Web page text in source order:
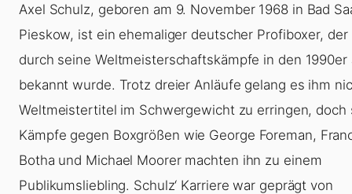
Axel Schulz, geboren am 9. November 1968 in Bad
Pieskow, ist ein ehemaliger deutscher Profiboxer, der
durch seine Weltmeisterschaftskämpfe in den 1990er
bekannt wurde. Trotz dreier Anläufe gelang es ihm
Weltmeistertitel im Schwergewicht zu erringen, doch
Kämpfe gegen Boxgrößen wie George Foreman,
Botha und Michael Moorer machten ihn zu einem
Publikumsliebling. Schulz‘ Karriere war geprägt von